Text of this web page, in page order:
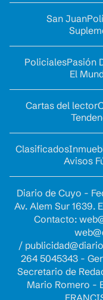
San Juan
PolicialesPasión
El
Cartas del lector
Clasificados
Avisos
Diario de Cuyo -
Av. Alem Sur 1639.
Contacto:
/
264 5045343 -
Secretario de
Mario Romero -